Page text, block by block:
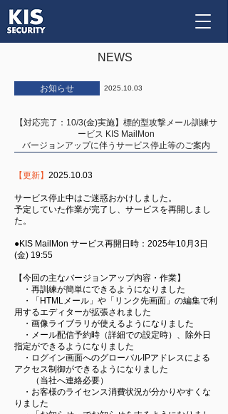
​NEWS
お知らせ 2025.10.03
【対応完了：10/3(金)実施】標的型攻撃メール訓練サ
ービス KIS MailMon
バージョンアップに伴うサービス停止等のご案内
【更新】 2025.10.03
サービス停止中はご迷惑おかけしました。
予定していた作業が完了し、サービスを再開しまし
た。
●KIS MailMon サービス再開日時：2025年10月3日
(金) 19:55
【今回の主なバージョンアップ内容・作業】
・再訓練が簡単にできるようになりました
・「HTMLメール」や「リンク先画面」の編集で利
用するエディターが拡張されました
・画像ライブラリが使えるようになりました
・メール配信予約時（詳細での設定時）、除外日
指定ができるようになりました
・ログイン画面へのグローバルIPアドレスによる
アクセス制御ができるようになりました
（当社へ連絡必要）
・お客様のライセンス消費状況が分かりやすくな
りました